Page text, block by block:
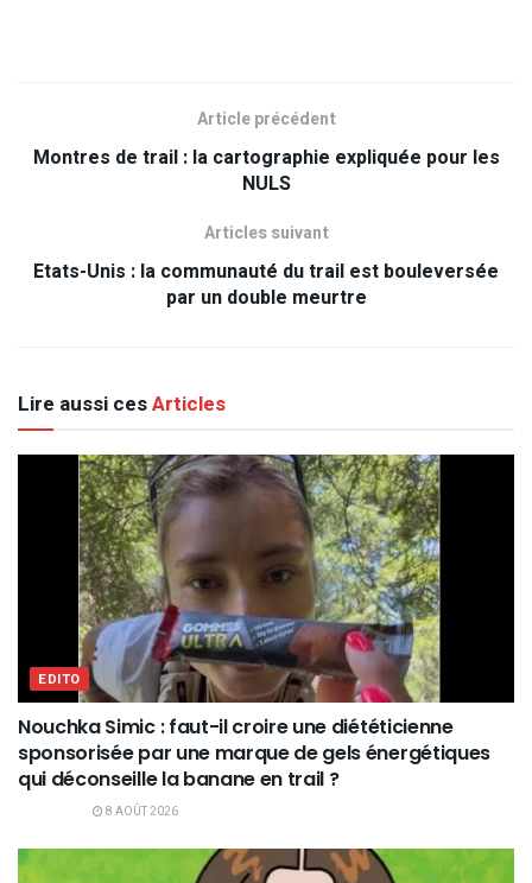
Article précédent
Montres de trail : la cartographie expliquée pour les
NULS
Articles suivant
Etats-Unis : la communauté du trail est bouleversée
par un double meurtre
Lire aussi cesArticles
EDITO
Nouchka Simic : faut-il croire une diététicienne
sponsorisée par une marque de gels énergétiques
qui déconseille la banane en trail ?
8 AOÛT 2026